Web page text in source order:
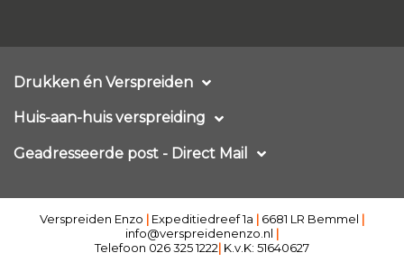
Drukken én Verspreiden
Huis-aan-huis verspreiding
Geadresseerde post - Direct Mail
Verspreiden Enzo | Expeditiedreef 1a | 6681 LR Bemmel |
info@verspreidenenzo.nl |
Telefoon 026 325 1222| K.v.K: 51640627